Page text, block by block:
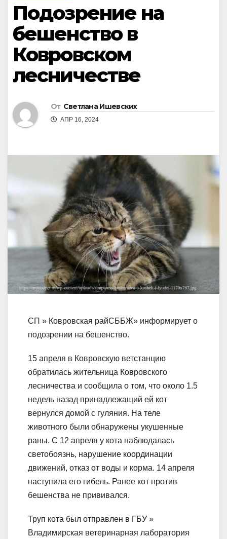
Подозрение на
бешенство в
Ковровском
лесничестве
От Светлана Ишевских
АПР 16, 2024
СП » Ковровская райСББЖ» информирует о
подозрении на бешенство.
15 апреля в Ковровскую ветстанцию
обратилась жительница Ковровского
лесничества и сообщила о том, что около 1.5
недель назад принадлежащий ей кот
вернулся домой с гуляния. На теле
животного были обнаружены укушенные
раны. С 12 апреля у кота наблюдалась
светобоязнь, нарушение координации
движений, отказ от воды и корма. 14 апреля
наступила его гибель. Ранее кот против
бешенства не прививался.
Труп кота был отправлен в ГБУ »
Владимирская ветеринарная лаборатория